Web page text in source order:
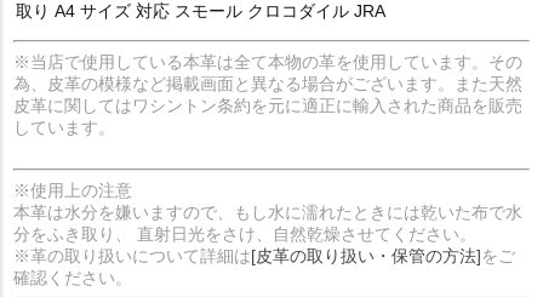
取り A4 サイズ 対応 スモール クロコダイル JRA
※当店で使用している本革は全て本物の革を使用しています。その
為、皮革の模様など掲載画面と異なる場合がございます。また天然
皮革に関してはワシントン条約を元に適正に輸入された商品を販売
しています。
※使用上の注意
本革は水分を嫌いますので、もし水に濡れたときには乾いた布で水
分をふき取り、 直射日光をさけ、自然乾燥させてください。
※革の取り扱いについて詳細は[皮革の取り扱い・保管の方法]をご
確認ください。